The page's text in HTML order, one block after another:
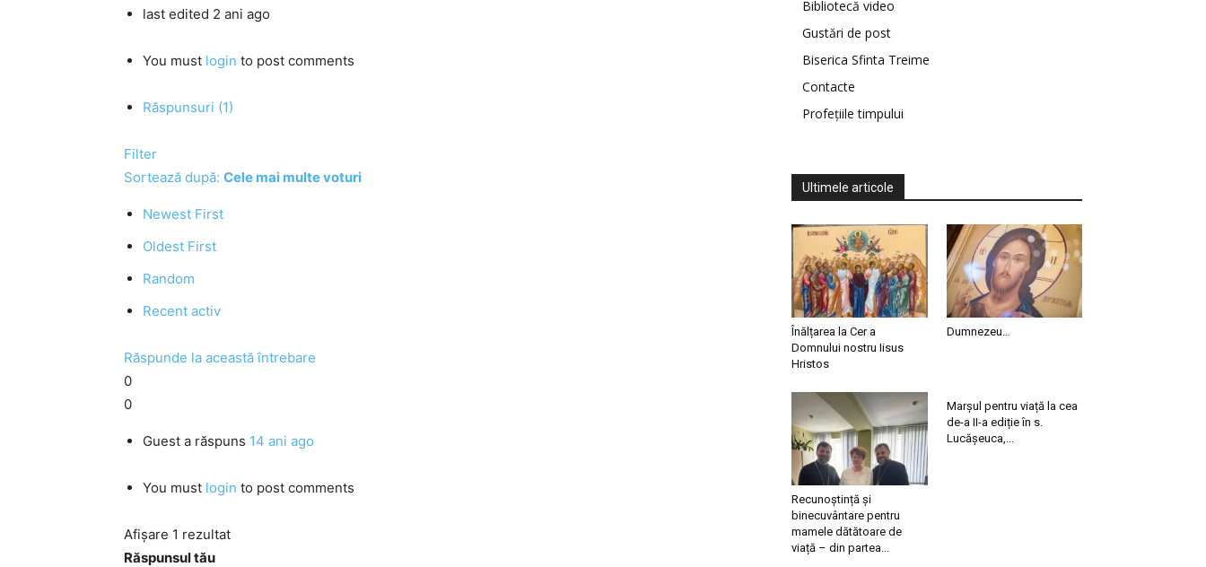
last edited 2 ani ago
You must login to post comments
Răspunsuri (1)
Filter
Sortează după: Cele mai multe voturi
Newest First
Oldest First
Random
Recent activ
Răspunde la această întrebare
0
0
Guest a răspuns 14 ani ago
You must login to post comments
Afișare 1 rezultat
Răspunsul tău
Bibliotecă video
Gustări de post
Biserica Sfinta Treime
Contacte
Profețiile timpului
Ultimele articole
Înălțarea la Cer a
Domnului nostru Iisus
Hristos
Dumnezeu…
Recunoștință și
binecuvântare pentru
mamele dătătoare de
viață – din partea...
Marșul pentru viață la cea
de-a II-a ediție în s.
Lucășeuca,...